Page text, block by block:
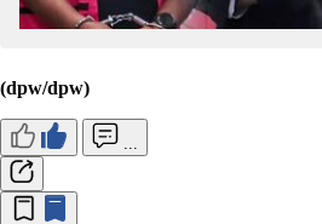
(dpw/dpw)